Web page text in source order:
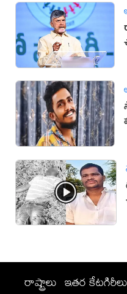
రాష్ట్రాలు ఇతర కేటగిరీలు